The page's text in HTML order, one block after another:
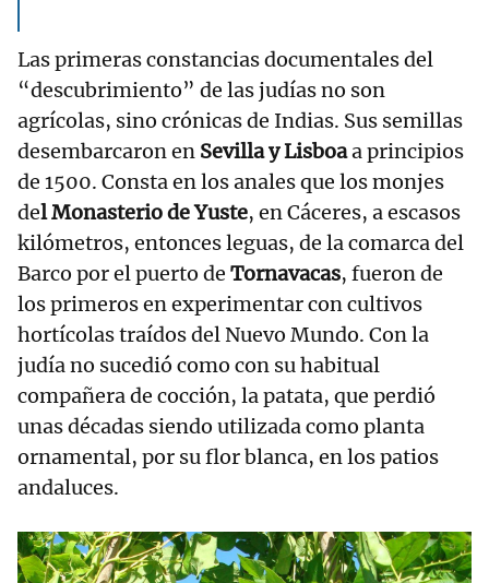
Las primeras constancias documentales del
“descubrimiento” de las judías no son
agrícolas, sino crónicas de Indias. Sus semillas
desembarcaron en Sevilla y Lisboaa principios
de 1500. Consta en los anales que los monjes
del Monasterio de Yuste, en Cáceres, a escasos
kilómetros, entonces leguas, de la comarca del
Barco por el puerto de Tornavacas, fueron de
los primeros en experimentar con cultivos
hortícolas traídos del Nuevo Mundo. Con la
judía no sucedió como con su habitual
compañera de cocción, la patata, que perdió
unas décadas siendo utilizada como planta
ornamental, por su flor blanca, en los patios
andaluces.